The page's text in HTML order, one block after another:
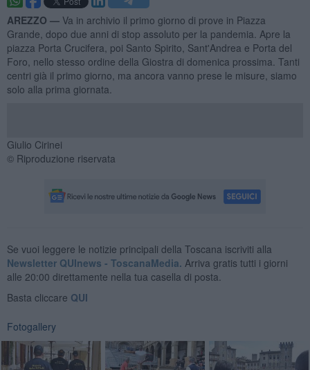
AREZZO — Va in archivio il primo giorno di prove in Piazza
Grande, dopo due anni di stop assoluto per la pandemia. Apre la
piazza Porta Crucifera, poi Santo Spirito, Sant'Andrea e Porta del
Foro, nello stesso ordine della Giostra di domenica prossima. Tanti
centri già il primo giorno, ma ancora vanno prese le misure, siamo
solo alla prima giornata.
Giulio Cirinei
© Riproduzione riservata
Se vuoi leggere le notizie principali della Toscana iscriviti alla
Newsletter QUInews - ToscanaMedia. Arriva gratis tutti i giorni
alle 20:00 direttamente nella tua casella di posta.
Basta cliccare QUI
Fotogallery